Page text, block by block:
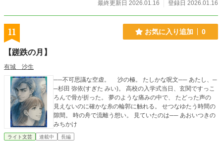
最終更新日 2026.01.16 登録日 2026.01.16
11 お気に入り追加 0
【蹉跌の月】
有城 沙生
──不可思議な空虚。 沙の極。 たしかな呪文── あたし、─
─杉田 弥依(すぎた みい)。 高校の入学式当日、玄関ですっこ
ろんで骨が折った。 夢のような痛みの中で、 たどった声の
見えないのに確かな糸の輪郭に触れる。 せつなゆたう時間の
隙間。 時の舟で流離う想い。 見ていたのは── あおいつきの
みちかけ
ライト文芸 連載中 長編